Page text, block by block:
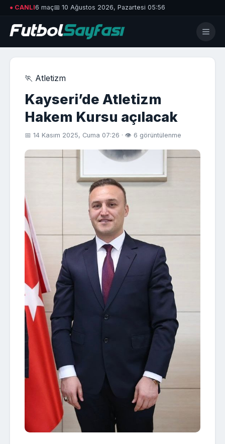
● CANLI6 maç📅 10 Ağustos 2026, Pazartesi 05:56
🏃 Atletizm
Kayseri’de Atletizm
Hakem Kursu açılacak
📅 14 Kasım 2025, Cuma 07:26 · 👁 6 görüntülenme